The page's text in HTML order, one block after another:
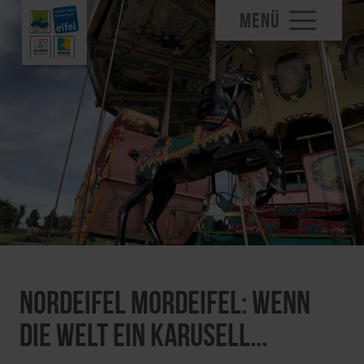
MENÜ
Nordeifel Mordeifel: Wenn
die Welt ein Karusell...